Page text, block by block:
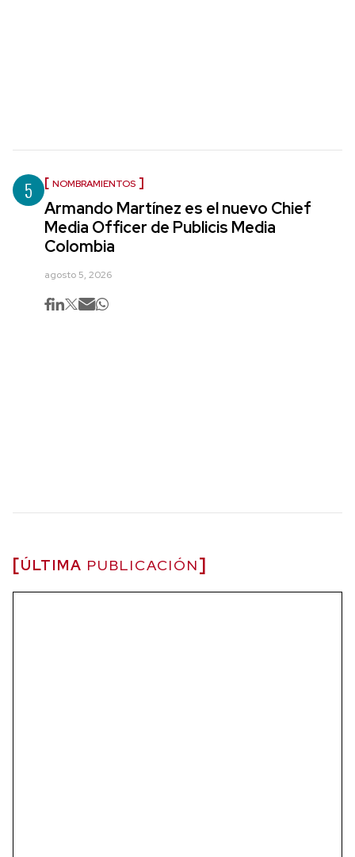
5 NOMBRAMIENTOS
Armando Martínez es el nuevo Chief
Media Officer de Publicis Media
Colombia
agosto 5, 2026
ÚLTIMA PUBLICACIÓN